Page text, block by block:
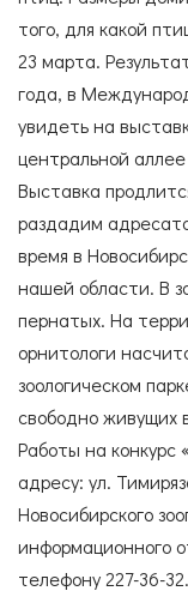
того, для какой
23 марта.
года, в
увидеть на
центральной аллее
Выставка
раздадим
время в
нашей области. В
пернатых. На
орнитологи
зоологическом
свободно живущих
Работы на конкурс
адресу: ул.
Новосибирского
информационного
телефону 227-36-32.